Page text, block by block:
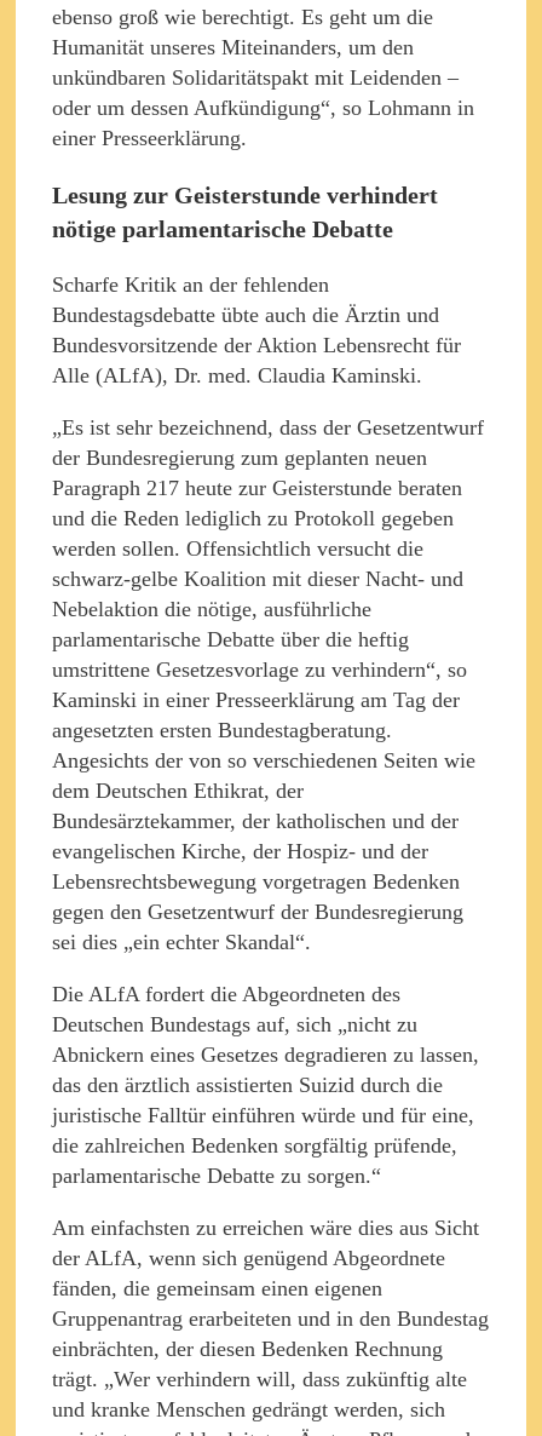
ebenso groß wie berechtigt. Es geht um die
Humanität unseres Miteinanders, um den
unkündbaren Solidaritätspakt mit Leidenden –
oder um dessen Aufkündigung“, so Lohmann in
einer Presseerklärung.
Lesung zur Geisterstunde verhindert
nötige parlamentarische Debatte
Scharfe Kritik an der fehlenden
Bundestagsdebatte übte auch die Ärztin und
Bundesvorsitzende der Aktion Lebensrecht für
Alle (ALfA), Dr. med. Claudia Kaminski.
„Es ist sehr bezeichnend, dass der Gesetzentwurf
der Bundesregierung zum geplanten neuen
Paragraph 217 heute zur Geisterstunde beraten
und die Reden lediglich zu Protokoll gegeben
werden sollen. Offensichtlich versucht die
schwarz-gelbe Koalition mit dieser Nacht- und
Nebelaktion die nötige, ausführliche
parlamentarische Debatte über die heftig
umstrittene Gesetzesvorlage zu verhindern“, so
Kaminski in einer Presseerklärung am Tag der
angesetzten ersten Bundestagberatung.
Angesichts der von so verschiedenen Seiten wie
dem Deutschen Ethikrat, der
Bundesärztekammer, der katholischen und der
evangelischen Kirche, der Hospiz- und der
Lebensrechtsbewegung vorgetragen Bedenken
gegen den Gesetzentwurf der Bundesregierung
sei dies „ein echter Skandal“.
Die ALfA fordert die Abgeordneten des
Deutschen Bundestags auf, sich „nicht zu
Abnickern eines Gesetzes degradieren zu lassen,
das den ärztlich assistierten Suizid durch die
juristische Falltür einführen würde und für eine,
die zahlreichen Bedenken sorgfältig prüfende,
parlamentarische Debatte zu sorgen.“
Am einfachsten zu erreichen wäre dies aus Sicht
der ALfA, wenn sich genügend Abgeordnete
fänden, die gemeinsam einen eigenen
Gruppenantrag erarbeiteten und in den Bundestag
einbrächten, der diesen Bedenken Rechnung
trägt. „Wer verhindern will, dass zukünftig alte
und kranke Menschen gedrängt werden, sich